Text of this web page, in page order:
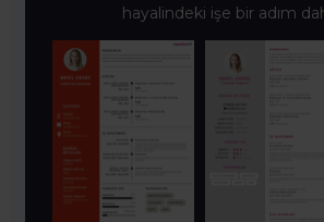
hayalindeki işe bir adım